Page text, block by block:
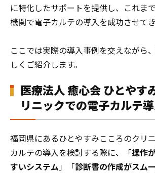
に特化したサポートを提供し、これま
機関で電子カルテの導入を成功させてき
ここでは実際の導入事例を交えながら
しくご紹介します。
医療法人 癒心会 ひとやす
リニックでの電子カルテ
福岡県にあるひとやすみこころのクリ
カルテの導入を検討する際に、「操作
すいシステム 」「診断書の作成がスム